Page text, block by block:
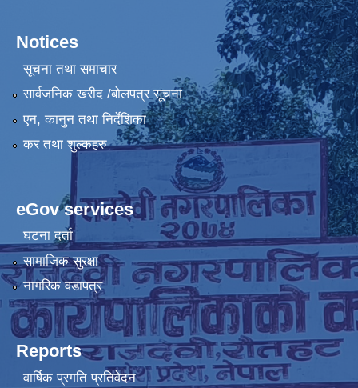
Notices
सूचना तथा समाचार
सार्वजनिक खरीद /बोलपत्र सूचना
एन, कानुन तथा निर्देशिका
कर तथा शुल्कहरु
eGov services
घटना दर्ता
सामाजिक सुरक्षा
नागरिक वडापत्र
Reports
वार्षिक प्रगति प्रतिवेदन